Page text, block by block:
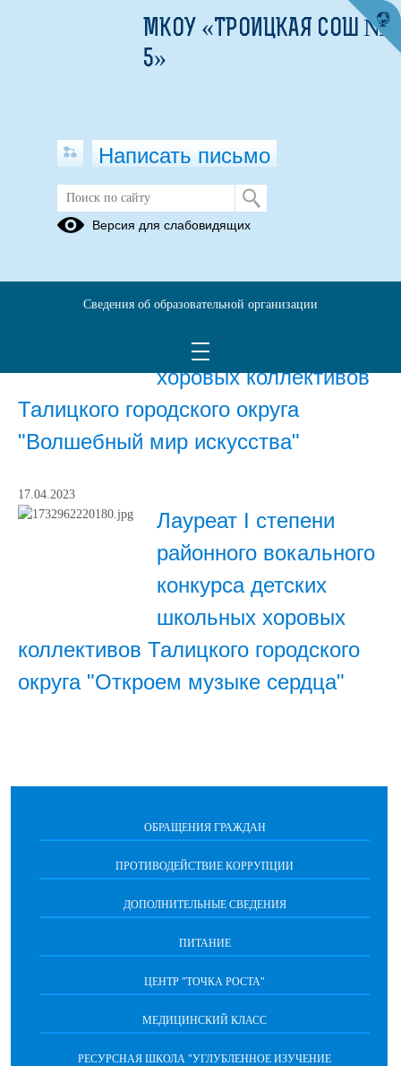
Хоровой коллектив "Вдохновение"
Диплом за III место в
районном конкурсе
детских школьных
хоровых коллективов
Талицкого городского округа
"Волшебный мир искусства"
17.04.2023
Лауреат I степени
районного вокального
конкурса детских
школьных хоровых
коллективов Талицкого городского
округа "Откроем музыке сердца"
ОБРАЩЕНИЯ ГРАЖДАН
ПРОТИВОДЕЙСТВИЕ КОРРУПЦИИ
ДОПОЛНИТЕЛЬНЫЕ СВЕДЕНИЯ
ПИТАНИЕ
ЦЕНТР "ТОЧКА РОСТА"
МЕДИЦИНСКИЙ КЛАСС
РЕСУРСНАЯ ШКОЛА "УГЛУБЛЕННОЕ ИЗУЧЕНИЕ
МКОУ «ТРОИЦКАЯ СОШ №
5»
Написать письмо
Версия для слабовидящих
Сведения об образовательной организации